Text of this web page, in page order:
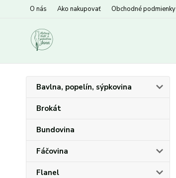
O nás Ako nakupovať Obchodné podmienky
Bavlna, popelín, sýpkovina
Brokát
Bundovina
Fáčovina
Flanel